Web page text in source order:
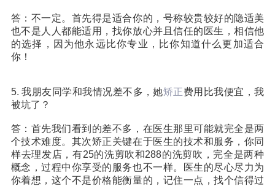
答：不一定。首先得是适合你的，号称较贵较好的隐适美
也不是人人都能适用，找你放心并且信任的医生，相信他
的选择，因为他永远比你专业，比你知道什么更加适合
你！
5. 我朋友同学和我情况差不多，她矫正费用比我便宜，我
被坑了？
答：首先我们看到的差不多，在医生那里可能就完全是两
个技术难度。其次矫正关键在于医生的技术和服务，你同
样去理发店，有25的洗剪吹和288的洗剪吹，完全是两种
概念，过程中你享受的服务也不一样。医生的尽心尽力为
你着想，这个不是价格能衡量的，记住一点，找个信得过